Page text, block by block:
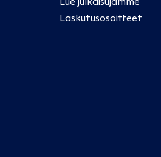
Laskutusosoitteet